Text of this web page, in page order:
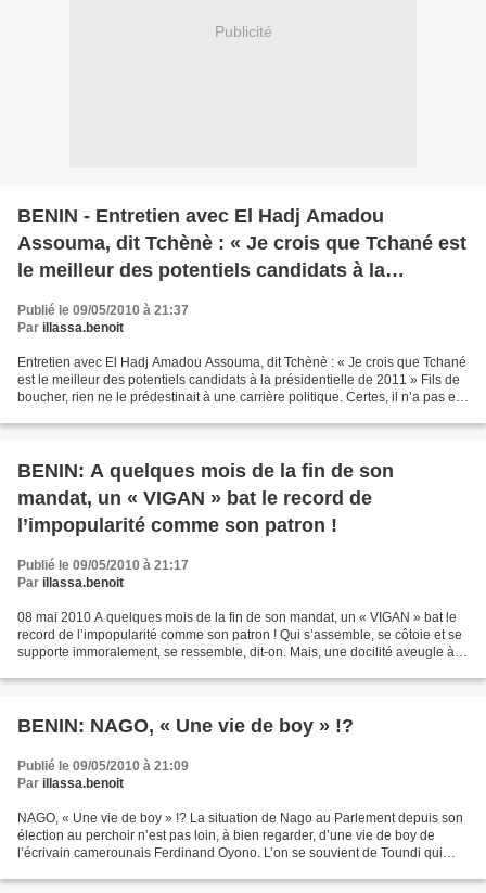
Publicité
BENIN - Entretien avec El Hadj Amadou
Assouma, dit Tchènè : « Je crois que Tchané est
le meilleur des potentiels candidats à la
Publié le 09/05/2010 à 21:37
Par illassa.benoit
Entretien avec El Hadj Amadou Assouma, dit Tchènè : « Je crois que Tchané
est le meilleur des potentiels candidats à la présidentielle de 2011 » Fils de
boucher, rien ne le prédestinait à une carrière politique. Certes, il n’a pas eu
BENIN: A quelques mois de la fin de son
mandat, un « VIGAN » bat le record de
l’impopularité comme son patron !
Publié le 09/05/2010 à 21:17
Par illassa.benoit
08 mai 2010 A quelques mois de la fin de son mandat, un « VIGAN » bat le
record de l’impopularité comme son patron ! Qui s’assemble, se côtoie et se
supporte immoralement, se ressemble, dit-on. Mais, une docilité aveugle à
BENIN: NAGO, « Une vie de boy » !?
Publié le 09/05/2010 à 21:09
Par illassa.benoit
NAGO, « Une vie de boy » !? La situation de Nago au Parlement depuis son
élection au perchoir n’est pas loin, à bien regarder, d’une vie de boy de
l’écrivain camerounais Ferdinand Oyono. L’on se souvient de Toundi qui